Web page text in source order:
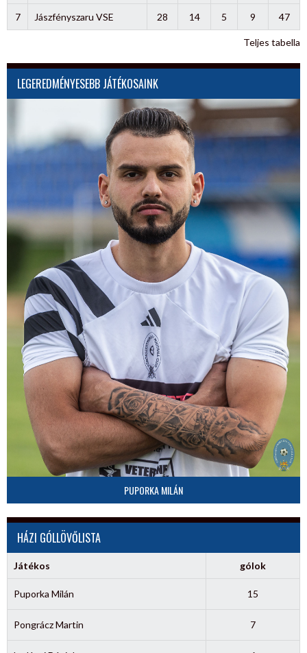
7 Jászfényszaru VSE 28 14 5 9 47
Teljes tabella
LEGEREDMÉNYESEBB JÁTÉKOSAINK
PUPORKA MILÁN
HÁZI GÓLLÖVŐLISTA
Játékos gólok
Puporka Milán 15
Pongrácz Martin 7